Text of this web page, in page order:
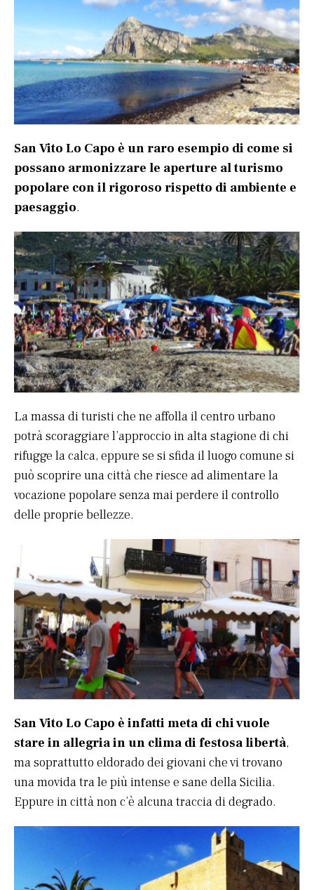
San Vito Lo Capo è un raro esempio di come si
possano armonizzare le aperture al turismo
popolare con il rigoroso rispetto di ambiente e
paesaggio.
La massa di turisti che ne affolla il centro urbano
potrà scoraggiare l’approccio in alta stagione di chi
rifugge la calca, eppure se si sfida il luogo comune si
può scoprire una città che riesce ad alimentare la
vocazione popolare senza mai perdere il controllo
delle proprie bellezze.
San Vito Lo Capo è infatti meta di chi vuole
stare in allegria in un clima di festosa libertà,
ma soprattutto eldorado dei giovani che vi trovano
una movida tra le più intense e sane della Sicilia.
Eppure in città non c’è alcuna traccia di degrado.